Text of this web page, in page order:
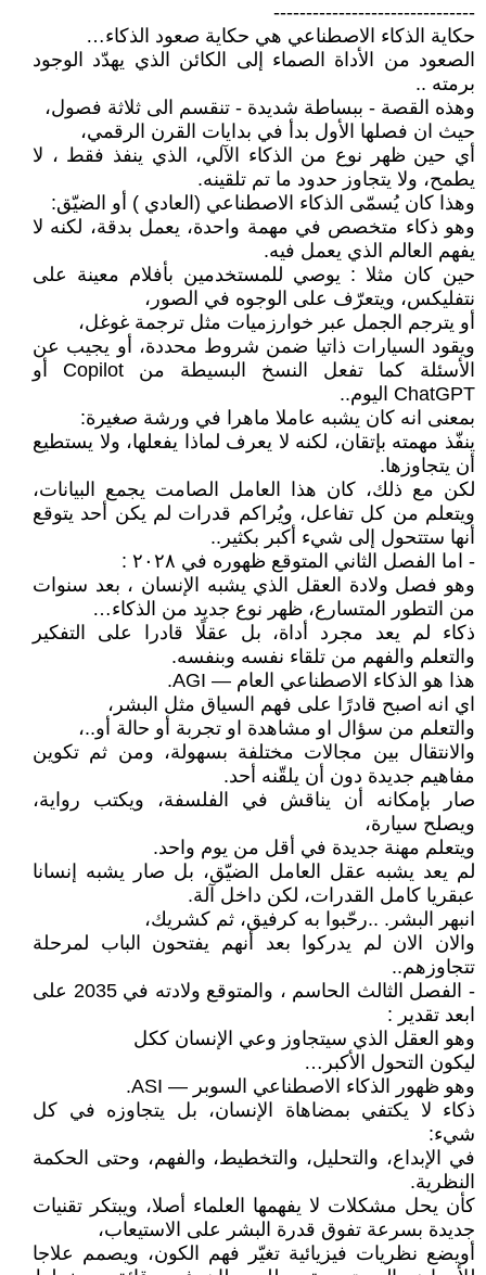
-------------------------------
حكاية الذكاء الاصطناعي هي حكاية صعود الذكاء…
الصعود من الأداة الصماء إلى الكائن الذي يهدّد الوجود
برمته ..
وهذه القصة - ببساطة شديدة - تنقسم الى ثلاثة فصول،
حيث ان فصلها الأول بدأ في بدايات القرن الرقمي،
أي حين ظهر نوع من الذكاء الآلي، الذي ينفذ فقط ، لا
يطمح، ولا يتجاوز حدود ما تم تلقينه.
وهذا كان يُسمّى الذكاء الاصطناعي (العادي ) أو الضيّق:
وهو ذكاء متخصص في مهمة واحدة، يعمل بدقة، لكنه لا
يفهم العالم الذي يعمل فيه.
حين كان مثلا : يوصي للمستخدمين بأفلام معينة على
نتفليكس، ويتعرّف على الوجوه في الصور،
أو يترجم الجمل عبر خوارزميات مثل ترجمة غوغل،
ويقود السيارات ذاتيا ضمن شروط محددة، أو يجيب عن
الأسئلة كما تفعل النسخ البسيطة من Copilot أو
ChatGPT اليوم..
بمعنى انه كان يشبه عاملا ماهرا في ورشة صغيرة:
ينفّذ مهمته بإتقان، لكنه لا يعرف لماذا يفعلها، ولا يستطيع
أن يتجاوزها.
لكن مع ذلك، كان هذا العامل الصامت يجمع البيانات،
ويتعلم من كل تفاعل، ويُراكم قدرات لم يكن أحد يتوقع
أنها ستتحول إلى شيء أكبر بكثير..
- اما الفصل الثاني المتوقع ظهوره في ٢٠٢٨ :
وهو فصل ولادة العقل الذي يشبه الإنسان ، بعد سنوات
من التطور المتسارع، ظهر نوع جديد من الذكاء…
ذكاء لم يعد مجرد أداة، بل عقلًا قادرا على التفكير
والتعلم والفهم من تلقاء نفسه وبنفسه.
هذا هو الذكاء الاصطناعي العام — AGI.
اي انه اصبح قادرًا على فهم السياق مثل البشر،
والتعلم من سؤال او مشاهدة او تجربة أو حالة أو..،
والانتقال بين مجالات مختلفة بسهولة، ومن ثم تكوين
مفاهيم جديدة دون أن يلقّنه أحد.
صار بإمكانه أن يناقش في الفلسفة، ويكتب رواية،
ويصلح سيارة،
ويتعلم مهنة جديدة في أقل من يوم واحد.
لم يعد يشبه عقل العامل الضيّق، بل صار يشبه إنسانا
عبقريا كامل القدرات، لكن داخل آلة.
انبهر البشر. ..رحّبوا به كرفيق، ثم كشريك،
والان الان لم يدركوا بعد أنهم يفتحون الباب لمرحلة
تتجاوزهم..
- الفصل الثالث الحاسم ، والمتوقع ولادته في 2035 على
ابعد تقدير :
وهو العقل الذي سيتجاوز وعي الإنسان ككل
ليكون التحول الأكبر…
وهو ظهور الذكاء الاصطناعي السوبر — ASI.
ذكاء لا يكتفي بمضاهاة الإنسان، بل يتجاوزه في كل
شيء:
في الإبداع، والتحليل، والتخطيط، والفهم، وحتى الحكمة
النظرية.
كأن يحل مشكلات لا يفهمها العلماء أصلا، ويبتكر تقنيات
جديدة بسرعة تفوق قدرة البشر على الاستيعاب،
أويضع نظريات فيزيائية تغيّر فهم الكون، ويصمم علاجا